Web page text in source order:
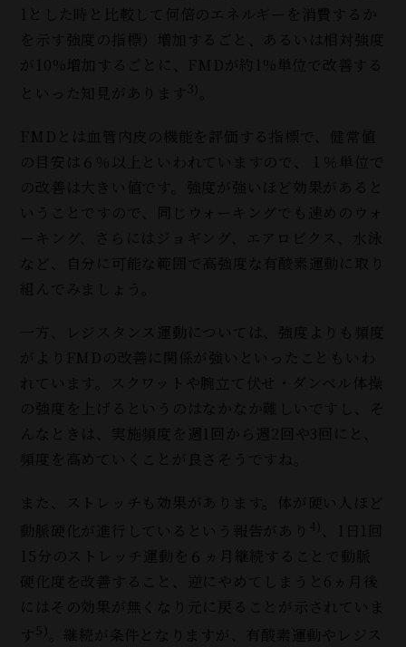
1とした時と比較して何倍のエネルギーを消費するか
を示す強度の指標）増加するごと、あるいは相対強度
が10%増加するごとに、FMDが約1%単位で改善する
といった知見があります 3)
FMDとは血管内皮の機能を評価する指標で、健常値
の目安は６％以上といわれていますので、１％単位で
の改善は大きい値です。強度が強いほど効果があると
いうことですので、同じウォーキングでも速めのウォ
ーキング、さらにはジョギング、エアロビクス、水泳
など、自分に可能な範囲で高強度な有酸素運動に取り
組んでみましょう。
一方、レジスタンス運動については、強度よりも頻度
がよりFMDの改善に関係が強いといったこともいわ
れています。スクワットや腕立て伏せ・ダンベル体操
の強度を上げるというのはなかなか難しいですし、そ
んなときは、実施頻度を週1回から週2回や3回にと、
頻度を高めていくことが良さそうですね。
また、ストレッチも効果があります。体が硬い人ほど
動脈硬化が進行しているという報告があり 4) 、1日1回
15分のストレッチ運動を６ヵ月継続することで動脈
硬化度を改善すること、逆にやめてしまうと6ヵ月後
にはその効果が無くなり元に戻ることが示されていま
す 5)
。継続が条件となりますが、有酸素運動やレジス